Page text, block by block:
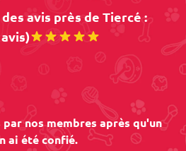
avis près de Tiercé :
nos membres après qu'un
ai été confié.